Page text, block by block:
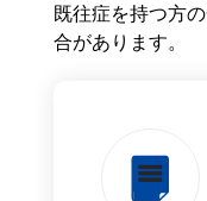
既往症を持つ方
合があります。